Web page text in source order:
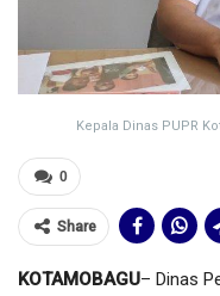
Kepala Dinas PUPR
0
Share
KOTAMOBAGU– Dinas